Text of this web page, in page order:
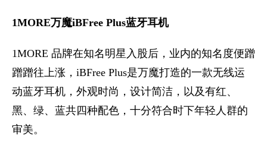
1MORE万魔iBFree Plus蓝牙耳机
1MORE 品牌在知名明星入股后，业内的知名度便蹭
蹭蹭往上涨，iBFree Plus是万魔打造的一款无线运
动蓝牙耳机，外观时尚，设计简洁，以及有红、
黑、绿、蓝共四种配色，十分符合时下年轻人群的
审美。